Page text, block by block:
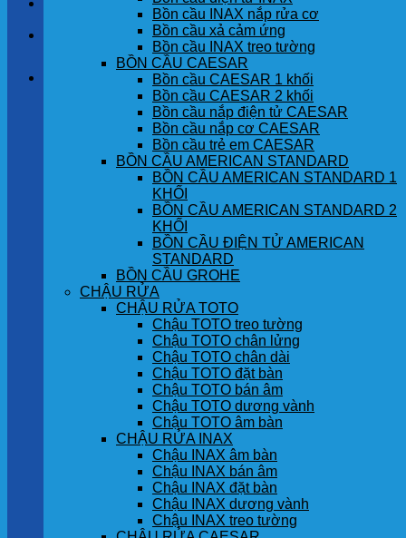
GÓC KHÁCH HÀNG
Chưa có sản phẩm trong giỏ hàng.
Bồn cầu INAX nắp rửa cơ
Bồn cầu xả cảm ứng
Bồn cầu INAX treo tường
BỒN CẦU CAESAR
Bồn cầu CAESAR 1 khối
Bồn cầu CAESAR 2 khối
Bồn cầu nắp điện tử CAESAR
Bồn cầu nắp cơ CAESAR
Bồn cầu trẻ em CAESAR
BỒN CẦU AMERICAN STANDARD
BỒN CẦU AMERICAN STANDARD 1
KHỐI
BỒN CẦU AMERICAN STANDARD 2
KHỐI
BỒN CẦU ĐIỆN TỬ AMERICAN
STANDARD
BỒN CẦU GROHE
CHẬU RỬA
CHẬU RỬA TOTO
Chậu TOTO treo tường
Chậu TOTO chân lửng
Chậu TOTO chân dài
Chậu TOTO đặt bàn
Chậu TOTO bán âm
Chậu TOTO dương vành
Chậu TOTO âm bàn
CHẬU RỬA INAX
Chậu INAX âm bàn
Chậu INAX bán âm
Chậu INAX đặt bàn
Chậu INAX dương vành
Chậu INAX treo tường